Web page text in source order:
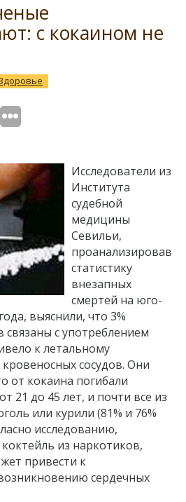
с кокаином не
Исследователи из
Института
судебной
медицины
Севильи,
проанализировав
статистику
внезапных
смертей на юго-
выяснили, что 3%
связаны с употреблением
к летальному
сосудов. Они
от кокаина погибали
21 до 45 лет, и почти все из
или курили (81% и 76%
исследованию,
из наркотиков,
привести к
сердечных